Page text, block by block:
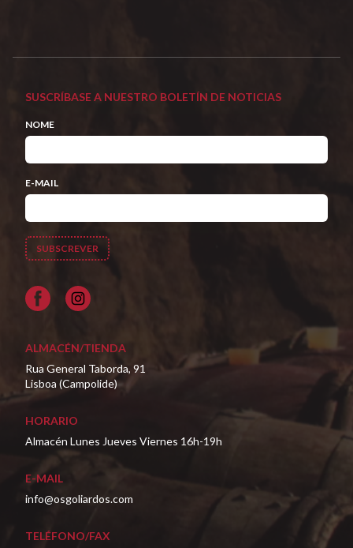
SUSCRÍBASE A NUESTRO BOLETÍN DE NOTICIAS
NOME
E-MAIL
Facebook
ALMACÉN/TIENDA
Rua General Taborda, 91
Lisboa (Campolide)
HORARIO
Almacén Lunes Jueves Viernes 16h-19h
E-MAIL
info@osgoliardos.com
TELÉFONO/FAX